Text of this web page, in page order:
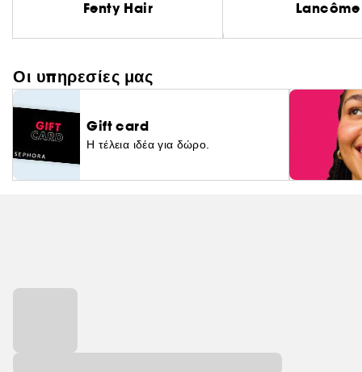
Fenty Hair Lancôme
Οι υπηρεσίες μας
Gift card
Η τέλεια ιδέα για δώρο.